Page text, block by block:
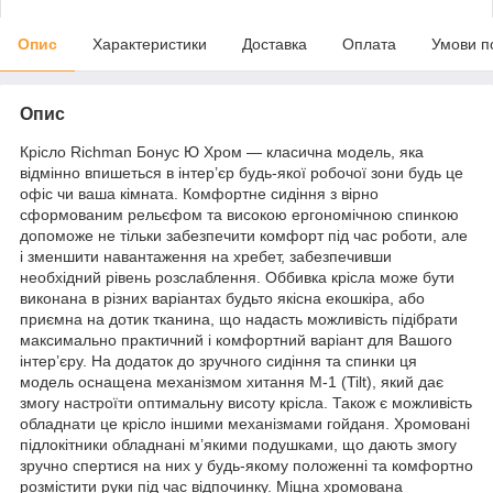
Опис Характеристики Доставка Оплата Умови
Опис
Крісло Richman Бонус Ю Хром — класична модель, яка
відмінно впишеться в інтер’єр будь-якої робочої зони будь це
офіс чи ваша кімната. Комфортне сидіння з вірно
сформованим рельєфом та високою ергономічною спинкою
допоможе не тільки забезпечити комфорт під час роботи, але
і зменшити навантаження на хребет, забезпечивши
необхідний рівень розслаблення. Оббивка крісла може бути
виконана в різних варіантах будьто якісна екошкіра, або
приємна на дотик тканина, що надасть можливість підібрати
максимально практичний і комфортний варіант для Вашого
інтер’єру. На додаток до зручного сидіння та спинки ця
модель оснащена механізмом хитання M-1 (Tilt), який дає
змогу настроїти оптимальну висоту крісла. Також є можливість
обладнати це крісло іншими механізмами гойданя. Хромовані
підлокітники обладнані м’якими подушками, що дають змогу
зручно спертися на них у будь-якому положенні та комфортно
розмістити руки під час відпочинку. Міцна хромована